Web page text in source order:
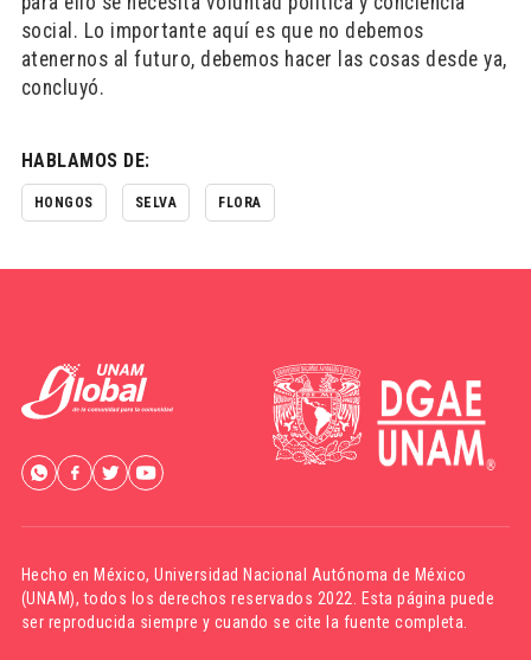
social. Lo importante aquí es que no debemos
atenernos al futuro, debemos hacer las cosas desde ya,
concluyó.
HABLAMOS DE:
HONGOS SELVA FLORA
Hecho en México,Universidad Nacional Autónoma de México
(UNAM), todos los derechos reservados 2022. Esta página puede
ser reproducida siempre y cuando se cite la fuente completa.